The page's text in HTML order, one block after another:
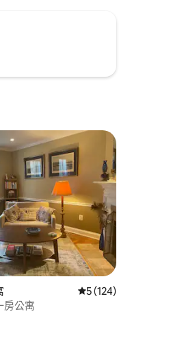
評分（滿分 5 分）
從 124 則評價中獲
5 (124)
房公寓